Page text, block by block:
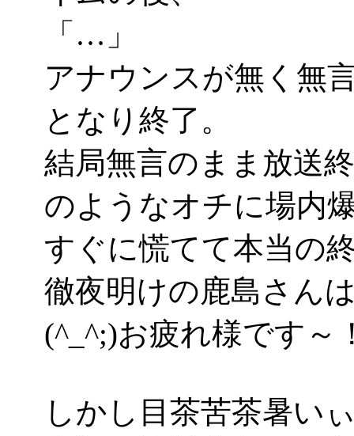
「…」
アナウンスが無く無
となり終了。
結局無言のまま放送
のようなオチに場内
すぐに慌てて本当の
徹夜明けの鹿島さん
(^_^;)お疲れ様です～
しかし目茶苦茶暑い